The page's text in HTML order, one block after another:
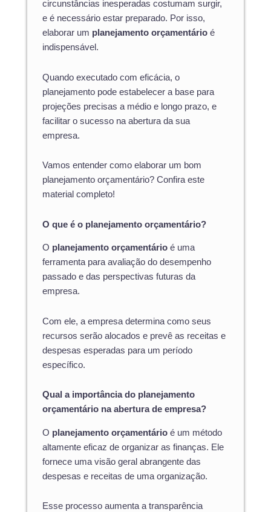
circunstâncias inesperadas costumam surgir,
e é necessário estar preparado. Por isso,
elaborar um planejamento orçamentário é
indispensável.
Quando executado com eficácia, o
planejamento pode estabelecer a base para
projeções precisas a médio e longo prazo, e
facilitar o sucesso na abertura da sua
empresa.
Vamos entender como elaborar um bom
planejamento orçamentário? Confira este
material completo!
O que é o planejamento orçamentário?
O planejamento orçamentário é uma
ferramenta para avaliação do desempenho
passado e das perspectivas futuras da
empresa.
Com ele, a empresa determina como seus
recursos serão alocados e prevê as receitas e
despesas esperadas para um período
específico.
Qual a importância do planejamento
orçamentário na abertura de empresa?
O planejamento orçamentário é um método
altamente eficaz de organizar as finanças. Ele
fornece uma visão geral abrangente das
despesas e receitas de uma organização.
Esse processo aumenta a transparência